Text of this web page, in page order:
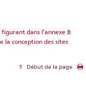
dans l’annexe B
la conception des sites
Début de la page